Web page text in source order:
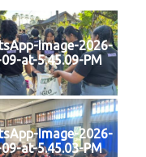
Image-2026-
at-5.45.09-PM
Image-2026-
at-5.45.03-PM